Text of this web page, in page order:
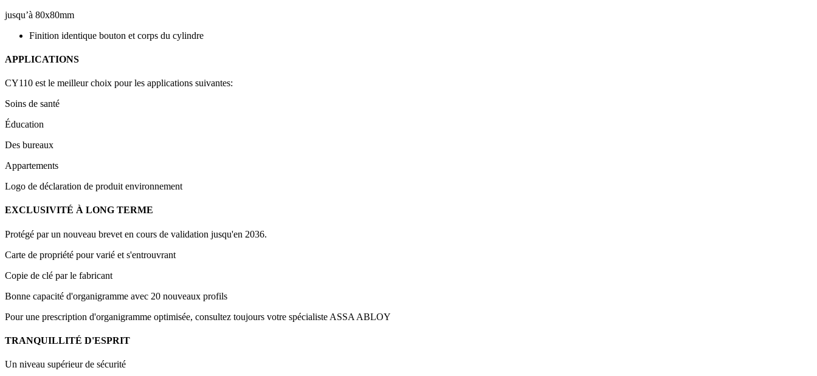
jusqu’à 80x80mm
Finition identique bouton et corps du cylindre
APPLICATIONS
CY110 est le meilleur choix pour les applications suivantes:
Soins de santé
Éducation
Des bureaux
Appartements
Logo de déclaration de produit environnement
EXCLUSIVITÉ À LONG TERME
Protégé par un nouveau brevet en cours de validation jusqu'en 2036.
Carte de propriété pour varié et s'entrouvrant
Copie de clé par le fabricant
Bonne capacité d'organigramme avec 20 nouveaux profils
Pour une prescription d'organigramme optimisée, consultez toujours votre spécialiste ASSA ABLOY
TRANQUILLITÉ D'ESPRIT
Un niveau supérieur de sécurité